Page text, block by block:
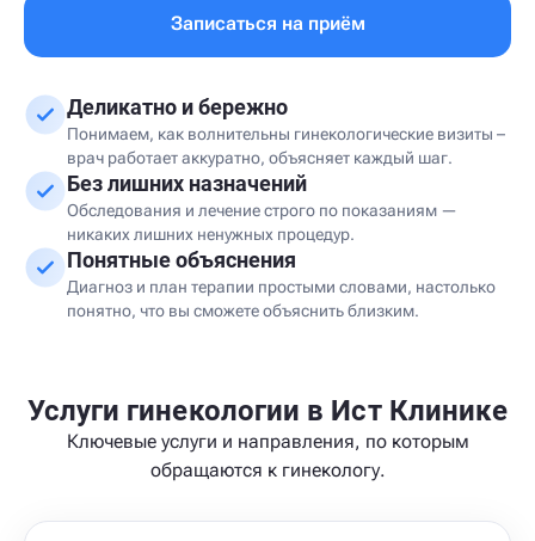
Записаться на приём
Деликатно и бережно
Понимаем, как волнительны гинекологические визиты –
врач работает аккуратно, объясняет каждый шаг.
Без лишних назначений
Обследования и лечение строго по показаниям —
никаких лишних ненужных процедур.
Понятные объяснения
Диагноз и план терапии простыми словами, настолько
понятно, что вы сможете объяснить близким.
Услуги гинекологии в Ист Клинике
Ключевые услуги и направления, по которым
обращаются к гинекологу.